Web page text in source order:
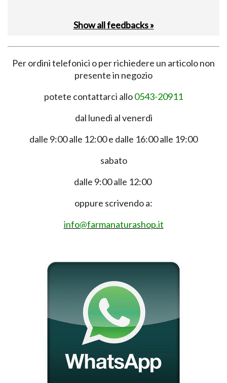
Show all feedbacks »
Per ordini telefonici o per richiedere un articolo non
presente in negozio
potete contattarci allo0543-20911
dal lunedì al venerdì
dalle 9:00 alle 12:00 e dalle 16:00 alle 19:00
sabato
dalle 9:00 alle 12:00
oppure scrivendo a:
info@farmanaturashop.it